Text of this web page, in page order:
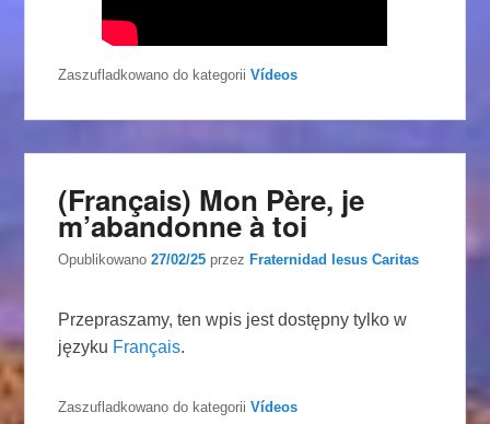
Zaszufladkowano do kategorii Vídeos
(Français) Mon Père, je
m’abandonne à toi
Opublikowano27/02/25 przez Fraternidad Iesus Caritas
Przepraszamy, ten wpis jest dostępny tylko w
języku Français.
Zaszufladkowano do kategorii Vídeos